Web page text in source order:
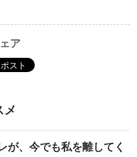
ア
メ
が、今でも私を離してく